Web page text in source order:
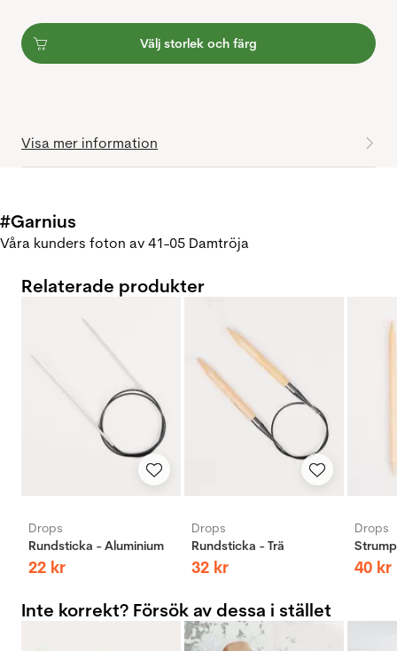
Välj storlek och färg
Visa mer information
#Garnius
Våra kunders foton av 41-05 Damtröja
Relaterade produkter
Drops
Rundsticka - Aluminium
22 kr
Drops
Rundsticka - Trä
32 kr
Drops
40 kr
Inte korrekt? Försök av dessa i stället